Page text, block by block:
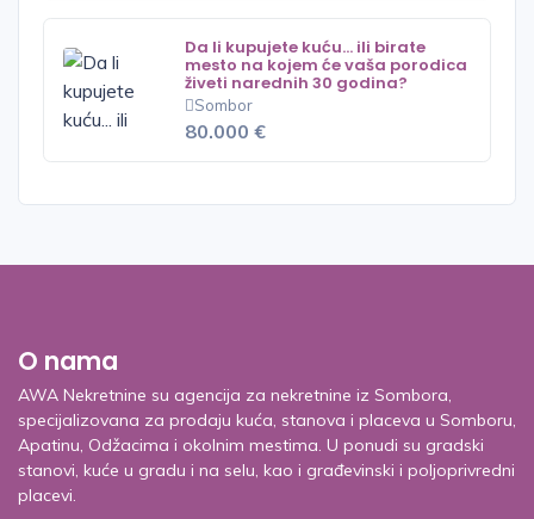
Da li kupujete kuću... ili birate
mesto na kojem će vaša porodica
živeti narednih 30 godina?
Sombor
80.000 €
O nama
AWA Nekretnine su agencija za nekretnine iz Sombora,
specijalizovana za prodaju kuća, stanova i placeva u Somboru,
Apatinu, Odžacima i okolnim mestima. U ponudi su gradski
stanovi, kuće u gradu i na selu, kao i građevinski i poljoprivredni
placevi.